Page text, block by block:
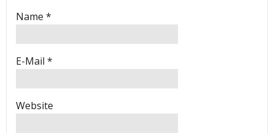
Name *
E-Mail *
Website